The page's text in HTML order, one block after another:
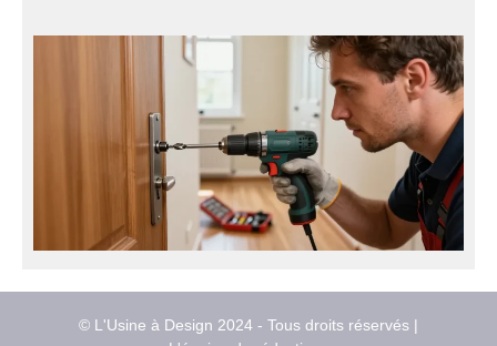
© L'Usine à Design 2024 - Tous droits réservés |